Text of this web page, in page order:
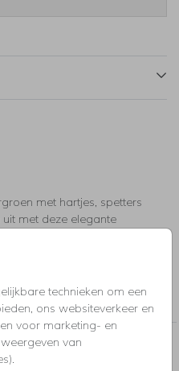
technieken om een
ons websiteverkeer en
voor marketing- en
van
met hartjes, spetters
met deze elegante
en bedankkaartjes
jou